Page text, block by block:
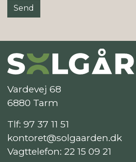
Vardevej 68
6880 Tarm
Tlf: 97 37 11 51
kontoret@solgaarden.dk
Vagttelefon: 22 15 09 21